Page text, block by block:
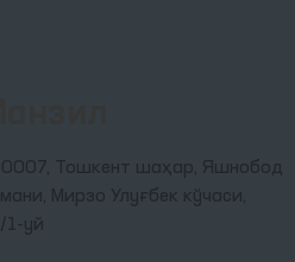
Тошкент шаҳар, Яшнобод
Мирзо Улуғбек кўчаси,
1-уй